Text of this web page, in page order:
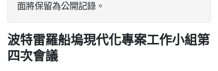
面將保留為公開記錄。
波特雷羅船塢現代化專案工作小組第
四次會議